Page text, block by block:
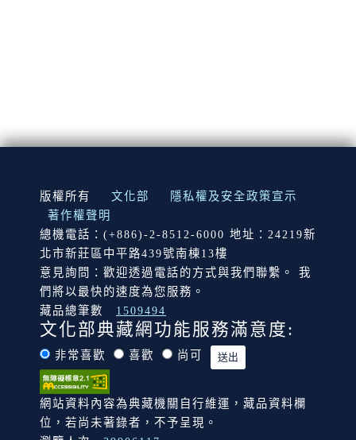
:::
版權所有 文化部
隱私權及安全政策宣示
著作權聲明
總機電話：(+886)-2-8512-6000 地址：24219新
北市新莊區中平路439號南棟13樓
意見詢問：歡迎透過電話的方式與我們聯繫。 我
們將以最快的速度為您服務。
藏品總筆數
1509494
文化部典藏網功能服務滿意度:
非常喜歡 喜歡 尚可
網站資料內容為典藏機關自行維運，藏品資料欄
位，若尚未著錄者，不予呈現。